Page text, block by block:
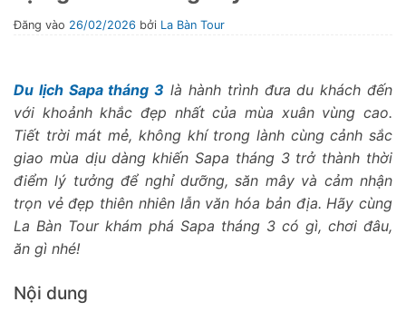
Đăng vào 26/02/2026 bởi La Bàn Tour
Du lịch Sapa tháng 3 là hành trình đưa du khách đến
với khoảnh khắc đẹp nhất của mùa xuân vùng cao.
Tiết trời mát mẻ, không khí trong lành cùng cảnh sắc
giao mùa dịu dàng khiến Sapa tháng 3 trở thành thời
điểm lý tưởng để nghỉ dưỡng, săn mây và cảm nhận
trọn vẻ đẹp thiên nhiên lẫn văn hóa bản địa. Hãy cùng
La Bàn Tour khám phá Sapa tháng 3 có gì, chơi đâu,
ăn gì nhé!
Nội dung